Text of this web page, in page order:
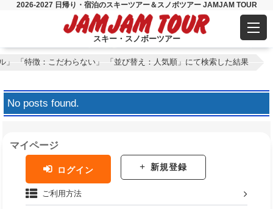
2026-2027 日帰り・宿泊のスキーツアー＆スノボツアー JAMJAM TOUR
スキー・スノボーツアー
「特徴：こだわらない」 「並び替え：人気順」にて検索した結果
No posts found.
マイページ
ログイン 新規登録
ご利用方法